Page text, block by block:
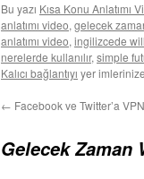
Bu yazı Kısa Konu Anlatımı
anlatımı video, gelecek
anlatımı video, ingilizcede
nerelerde kullanılır, simple
Kalıcı bağlantıyı yer
← Facebook ve Twitter’a
Gelecek Zaman